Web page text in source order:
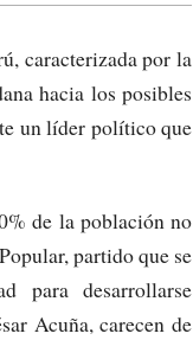
caracterizada por la
hacia los posibles
un líder político que
de la población no
partido que se
para desarrollarse
Acuña, carecen de